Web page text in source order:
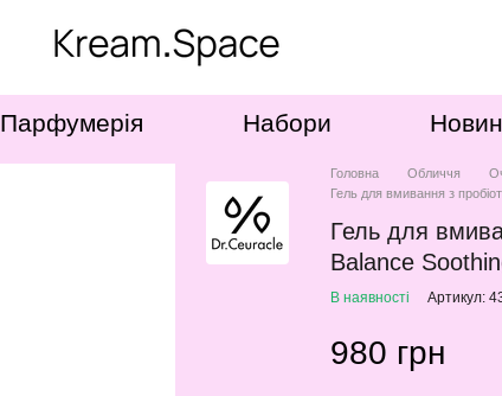
Парфумерія Набори
Головна Обличчя
Гель для вмивання з
Гель для
Balance
В наявності Артикул:
980 грн